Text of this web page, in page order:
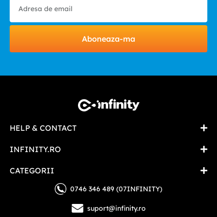
Aboneaza-ma
HELP & CONTACT
INFINITY.RO
CATEGORII
0746 346 489 (07INFINITY)
suport@infinity.ro